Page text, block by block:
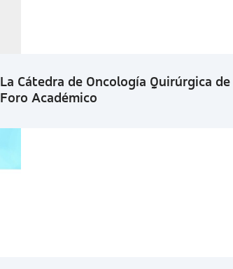
La Cátedra de Oncología Quirúrgica
Foro Académico